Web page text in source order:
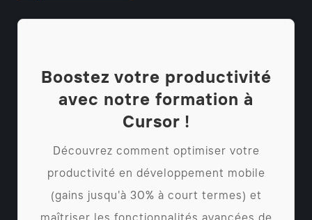
Boostez votre productivité
avec notre formation à
Cursor !
Découvrez comment optimiser votre
productivité en développement mobile
(gains jusqu'à 30% à court termes) et